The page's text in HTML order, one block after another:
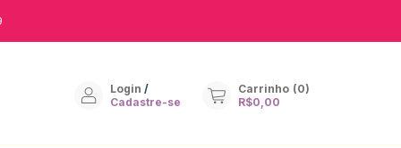
Login /
Cadastre-se
Carrinho (0)
R$0,00